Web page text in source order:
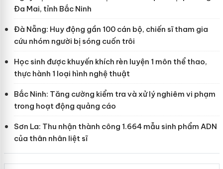
Đa Mai, tỉnh Bắc Ninh
Đà Nẵng: Huy động gần 100 cán bộ, chiến sĩ tham gia
cứu nhóm người bị sóng cuốn trôi
Học sinh được khuyến khích rèn luyện 1 môn thể thao,
thực hành 1 loại hình nghệ thuật
Bắc Ninh: Tăng cường kiểm tra và xử lý nghiêm vi phạm
trong hoạt động quảng cáo
Sơn La: Thu nhận thành công 1.664 mẫu sinh phẩm ADN
của thân nhân liệt sĩ